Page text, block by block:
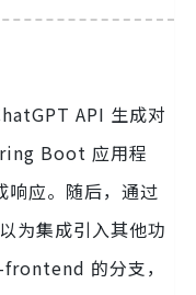
API 生成对
Boot 应用程
响应。随后，通过
为集成引入其他功
的分支，